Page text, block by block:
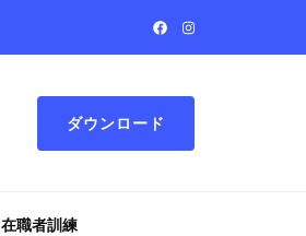
ダウンロード
在職者訓練